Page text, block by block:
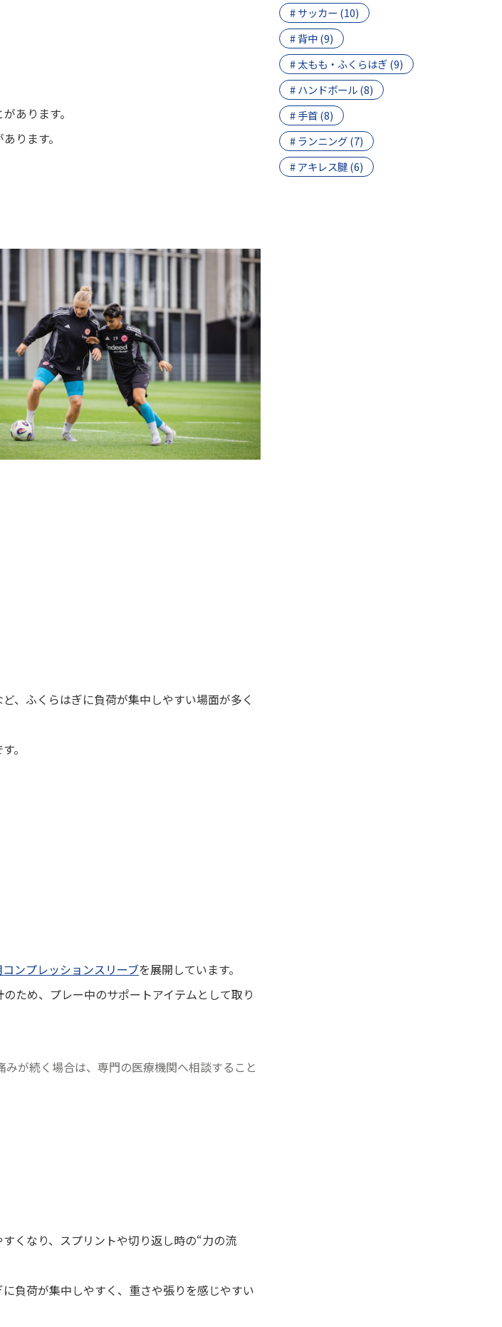
あります。
ります。
、ふくらはぎに負荷が集中しやすい場面が多く
。
ンプレッションスリーブを展開しています。
ため、プレー中のサポートアイテムとして取り
が続く場合は、専門の医療機関へ相談すること
くなり、スプリントや切り返し時の“力の流
負荷が集中しやすく、重さや張りを感じやすい
# サッカー (10)
# 背中 (9)
# 太もも・ふくらはぎ (9)
# ハンドボール (8)
# 手首 (8)
# ランニング (7)
# アキレス腱 (6)